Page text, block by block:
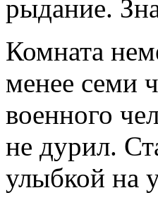
рыдание.
Комната
менее семи
военного
не дурил.
улыбкой на